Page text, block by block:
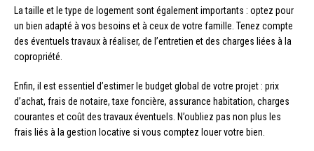
La taille et le type de logement sont également importants : optez pour
un bien adapté à vos besoins et à ceux de votre famille. Tenez compte
des éventuels travaux à réaliser, de l’entretien et des charges liées à la
copropriété.
Enfin, il est essentiel d’estimer le budget global de votre projet : prix
d’achat, frais de notaire, taxe foncière, assurance habitation, charges
courantes et coût des travaux éventuels. N’oubliez pas non plus les
frais liés à la gestion locative si vous comptez louer votre bien.